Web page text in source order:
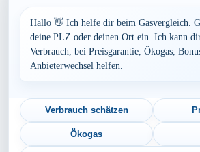
Bayern
Berlin
Brandenburg
Bremen
Hamburg
Mecklenburg-Vorpommern
Niedersachsen
Nordrhein-Westfalen
Rheinland-Pfalz
Saarland
Hallo 👋 Ich helfe dir beim Gasvergleich.
deine PLZ oder deinen Ort ein. Ich kann
Verbrauch, bei Preisgarantie, Ökogas,
Anbieterwechsel helfen.
Verbrauch schätzen
Ökogas